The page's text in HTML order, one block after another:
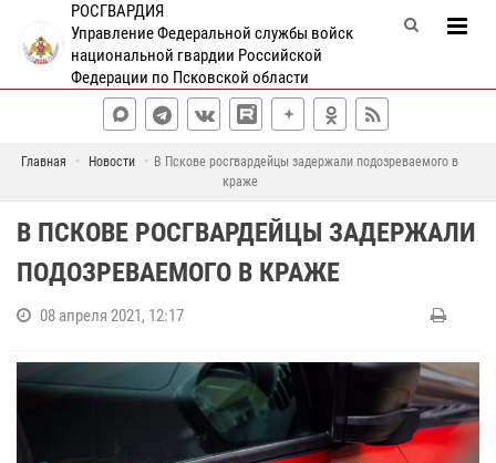
РОСГВАРДИЯ
Управление Федеральной службы войск
национальной гвардии Российской
Федерации по Псковской области
Главная Новости
В Пскове росгвардейцы задержали подозреваемого в
краже
В ПСКОВЕ РОСГВАРДЕЙЦЫ ЗАДЕРЖАЛИ
ПОДОЗРЕВАЕМОГО В КРАЖЕ
08 апреля 2021, 12:17